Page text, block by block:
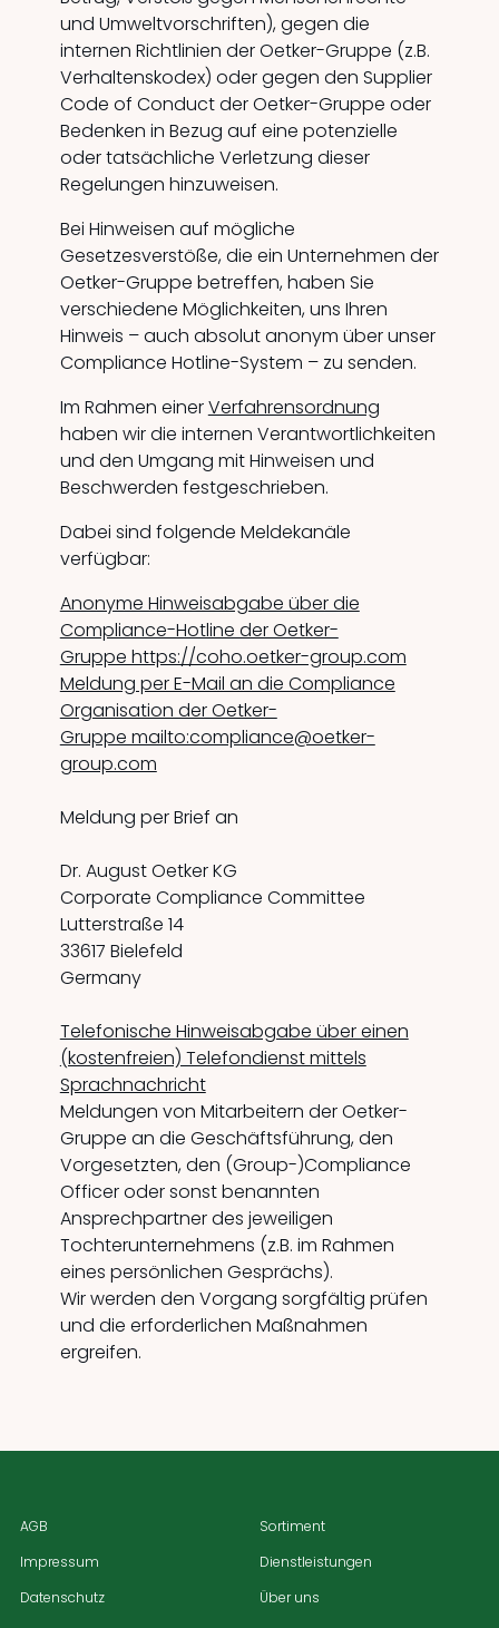
und Umweltvorschriften), gegen die
internen Richtlinien der Oetker-Gruppe (z.B.
Verhaltenskodex) oder gegen den Supplier
Code of Conduct der Oetker-Gruppe oder
Bedenken in Bezug auf eine potenzielle
oder tatsächliche Verletzung dieser
Regelungen hinzuweisen.
Bei Hinweisen auf mögliche
Gesetzesverstöße, die ein Unternehmen der
Oetker-Gruppe betreffen, haben Sie
verschiedene Möglichkeiten, uns Ihren
Hinweis – auch absolut anonym über unser
Compliance Hotline-System – zu senden.
Im Rahmen einerVerfahrensordnung
haben wir die internen Verantwortlichkeiten
und den Umgang mit Hinweisen und
Beschwerden festgeschrieben.
Dabei sind folgende Meldekanäle
verfügbar:
Anonyme Hinweisabgabe über die
Compliance-Hotline der Oetker-
Gruppe https://coho.oetker-group.com
Meldung per E-Mail an die Compliance
Organisation der Oetker-
Gruppe mailto:compliance@oetker-
group.com
Meldung per Brief an
Dr. August Oetker KG
Corporate Compliance Committee
Lutterstraße 14
33617 Bielefeld
Germany
Telefonische Hinweisabgabe über einen
(kostenfreien) Telefondienst mittels
Sprachnachricht
Meldungen von Mitarbeitern der Oetker-
Gruppe an die Geschäftsführung, den
Vorgesetzten, den (Group-)Compliance
Officer oder sonst benannten
Ansprechpartner des jeweiligen
Tochterunternehmens (z.B. im Rahmen
eines persönlichen Gesprächs).
Wir werden den Vorgang sorgfältig prüfen
und die erforderlichen Maßnahmen
ergreifen.
AGB
Impressum
Datenschutz
Sortiment
Dienstleistungen
Über uns